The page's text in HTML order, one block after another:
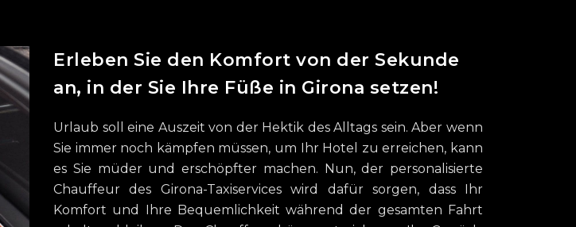
Erleben Sie den Komfort von der Sekunde
an, in der Sie Ihre Füße in Girona setzen!
Urlaub soll eine Auszeit von der Hektik des Alltags sein. Aber wenn
Sie immer noch kämpfen müssen, um Ihr Hotel zu erreichen, kann
es Sie müder und erschöpfter machen. Nun, der personalisierte
Chauffeur des Girona-Taxiservices wird dafür sorgen, dass Ihr
Komfort und Ihre Bequemlichkeit während der gesamten Fahrt